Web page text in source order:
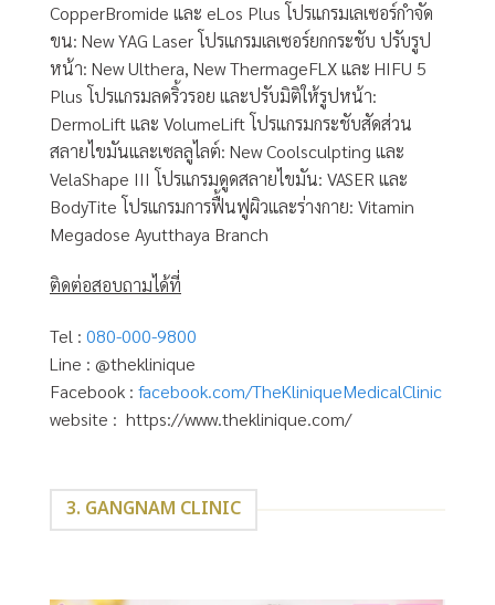
CopperBromide และ eLos Plus โปรแกรมเลเซอร์กำจัด
ขน: New YAG Laser โปรแกรมเลเซอร์ยกกระชับ ปรับรูป
หน้า: New Ulthera, New ThermageFLX และ HIFU 5
Plus โปรแกรมลดริ้วรอย และปรับมิติให้รูปหน้า:
DermoLift และ VolumeLift โปรแกรมกระชับสัดส่วน
สลายไขมันและเซลลูไลต์: New Coolsculpting และ
VelaShape III โปรแกรมดูดสลายไขมัน: VASER และ
BodyTite โปรแกรมการฟื้นฟูผิวและร่างกาย: Vitamin
Megadose Ayutthaya Branch
ติดต่อสอบถามได้ที่
Tel : 080-000-9800
Line : @theklinique
Facebook : facebook.com/TheKliniqueMedicalClinic
website : https://www.theklinique.com/
3. GANGNAM CLINIC